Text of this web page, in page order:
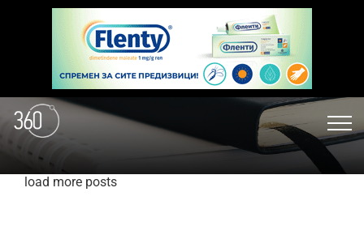
load more posts